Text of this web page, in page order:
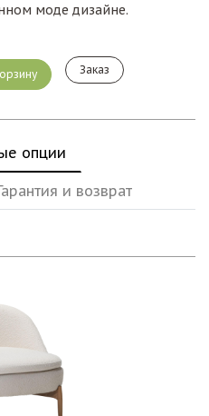
моде дизайне.
Заказ
опции
и возврат